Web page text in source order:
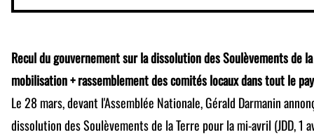
Recul du gouvernement sur la dissolution des Soulèvements de
mobilisation + rassemblement des comités locaux dans tout le
Le 28 mars, devant l'Assemblée Nationale, Gérald Darmanin
dissolution des Soulèvements de la Terre pour la mi-avril (JDD, 1